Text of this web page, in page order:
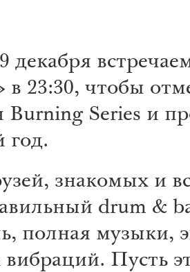
декабря
в 23:30, чтобы
Burning Series и
год.
знакомых и
drum &
полная музыки,
Пусть